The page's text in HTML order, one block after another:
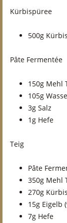
Kürbispüree
500g
Pâte Fermentée
150g Mehl
105g
3g Salz
1g Hefe
Teig
Pâte
350g Mehl
270g
15g Eigelb
7g Hefe